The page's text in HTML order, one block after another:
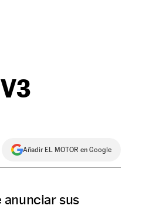
Añadir EL MOTOR en Google
anunciar sus